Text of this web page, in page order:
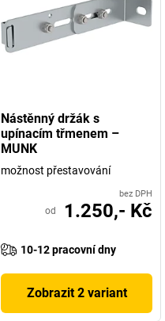
Nástěnný držák s
upínacím třmenem –
MUNK
možnost přestavování
bez DPH
od 1.250,- Kč
10-12 pracovní dny
Zobrazit 2 variant